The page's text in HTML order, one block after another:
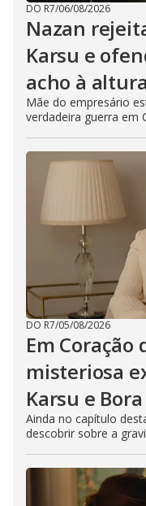
DO R7/06/08/2026
Nazan
Karsu e
acho à
Mãe do empresário
verdadeira guerra em
DO R7/05/08/2026
Em Coração
misteriosa
Karsu e Bora
Ainda no capítulo
descobrir sobre a